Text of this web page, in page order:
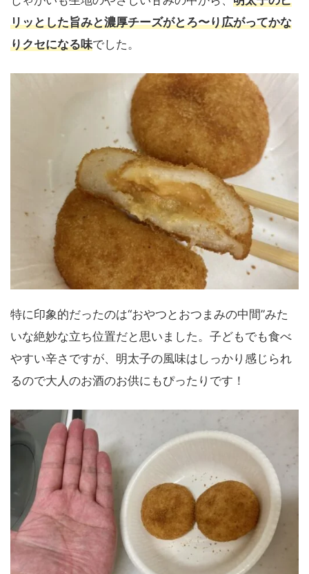
リッとした旨みと濃厚チーズがとろ〜り広がってかな
りクセになる味でした。
特に印象的だったのは“おやつとおつまみの中間”みた
いな絶妙な立ち位置だと思いました。子どもでも食べ
やすい辛さですが、明太子の風味はしっかり感じられ
るので大人のお酒のお供にもぴったりです！